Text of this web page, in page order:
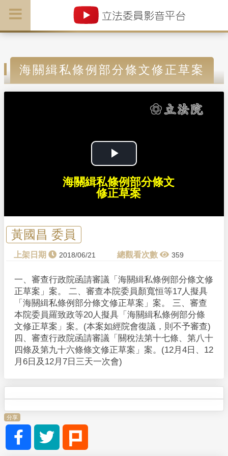
海關緝私條例部分條文修正草案
P
l
V
i
d
e
o
海關緝私條例部分條文
修正草案
黃國昌 委員
2018/06/21 359
一、審查行政院函請審議「海關緝私條例部分條文修
正草案」案。 二、審查本院委員顏寬恒等17人擬具
「海關緝私條例部分條文修正草案」案。 三、審查
本院委員羅致政等20人擬具「海關緝私條例部分條
文修正草案」案。(本案如經院會復議，則不予審查)
四、審查行政院函請審議「關稅法第十七條、第八十
四條及第九十六條條文修正草案」案。(12月4日、12
月6日及12月7日三天一次會)
分享